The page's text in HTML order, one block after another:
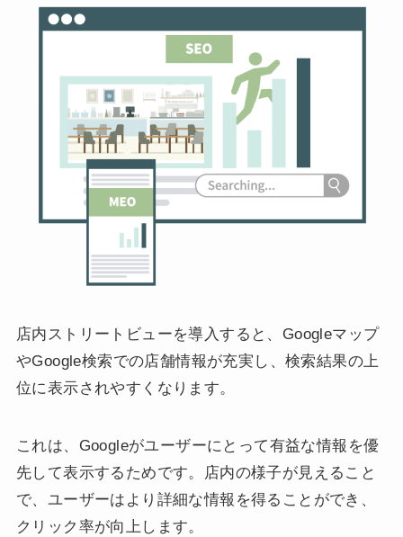
店内ストリートビューを導入すると、Googleマップ
やGoogle検索での店舗情報が充実し、検索結果の上
位に表示されやすくなります。
これは、Googleがユーザーにとって有益な情報を優
先して表示するためです。店内の様子が見えること
で、ユーザーはより詳細な情報を得ることができ、
クリック率が向上します。